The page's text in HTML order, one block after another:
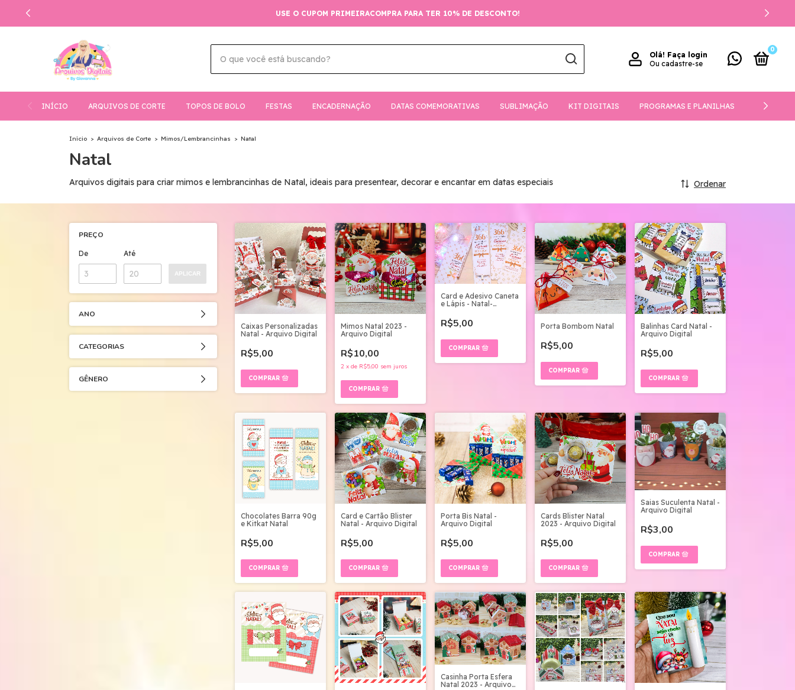
USE O CUPOM PRIMEIRACOMPRA PARA TER 10% DE DESCONTO!
Olá! Faça login
Ou cadastre-se
0
INÍCIO ARQUIVOS DE CORTE TOPOS DE BOLO FESTAS ENCADERNAÇÃO DATAS COMEMORATIVAS SUBLIMAÇÃO KIT DIGITAIS PROGRAMAS E PLANILHAS
Início > Arquivos de Corte > Mimos/Lembrancinhas > Natal
Natal
Arquivos digitais para criar mimos e lembrancinhas de Natal, ideais para presentear, decorar e encantar em datas especiais Ordenar
PREÇO
De Até
APLICAR
ANO
CATEGORIAS
GÊNERO
Caixas Personalizadas
Natal - Arquivo Digital
R$5,00
Mimos Natal 2023 -
Arquivo Digital
R$10,00
2 x de R$5,00 sem juros
Card e Adesivo Caneta
e Lápis - Natal-
R$5,00 Porta Bombom Natal
R$5,00
Balinhas Card Natal -
Arquivo Digital
R$5,00
Chocolates Barra 90g
e Kitkat Natal
R$5,00
Card e Cartão Blister
Natal - Arquivo Digital
R$5,00
Porta Bis Natal -
Arquivo Digital
R$5,00
Cards Blister Natal
2023 - Arquivo Digital
R$5,00
Saias Suculenta Natal -
Arquivo Digital
R$3,00
Casinha Porta Esfera
Natal 2023 - Arquivo